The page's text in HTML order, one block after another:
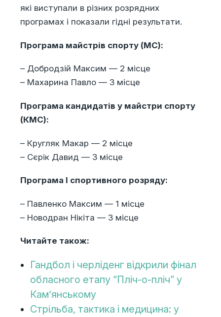
які виступали в різних розрядних
програмах і показали гідні результати.
Програма майстрів спорту (МС):
– Добродзій Максим — 2 місце
– Махарина Павло — 3 місце
Програма кандидатів у майстри спорту
(КМС):
– Кругляк Макар — 2 місце
– Сєрік Давид — 3 місце
Програма І спортивного розряду:
– Павленко Максим — 1 місце
– Новодран Нікіта — 3 місце
Читайте також:
Гандбол і черліденг відкрили фінал
обласного етапу “Пліч-о-пліч” у
Кам’янському
Стрільба, тактика і медицина: у